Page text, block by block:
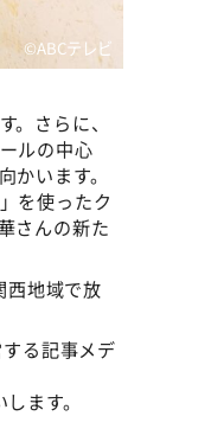
©ABCテレビ
さらに、
ルの中心
います。
を使ったク
さんの新た
地域で放
る記事メデ
ます。